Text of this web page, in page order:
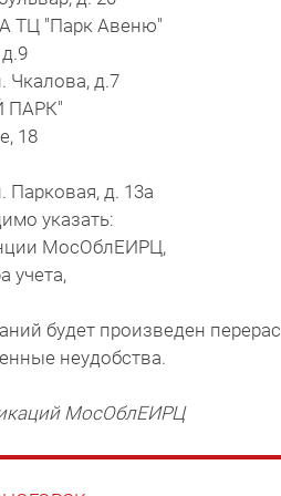
А ТЦ "Парк Авеню"
Чкалова, д.7
ПАРК"
18
Парковая, д. 13а
указать:
МосОблЕИРЦ,
учета,
будет произведен
неудобства.
МосОблЕИРЦ